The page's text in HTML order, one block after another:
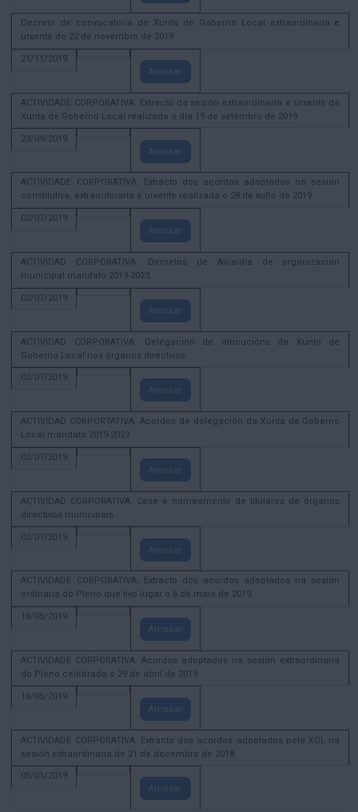
Decreto de convocatoria de Xunta de Goberno Local extraordinaria e
urxente do 22 de novembro de 2019
21/11/2019
Amosar
ACTIVIDADE CORPORATIVA. Extracto da sesión extraordinaria e urxente da
Xunta de Goberno Local realizada o día 19 de setembro de 2019
23/09/2019
Amosar
ACTIVIDADE CORPORATIVA. Extracto dos acordos adoptados na sesión
constitutiva, extraordinaria e urxente realizada o 28 de xuño de 2019
02/07/2019
Amosar
ACTIVIDAD CORPORATIVA. Decretos de Alcaldía de organización
municipal mandato 2019-2023.
02/07/2019
Amosar
ACTIVIDAD CORPORATIVA. Delegación de atricucións da Xunta de
Goberno Local nos órganos directivos.
02/07/2019
Amosar
ACTIVIDAD CORPORTATIVA. Acordos de delegación da Xunta de Goberno
Local mandato 2019-2023
02/07/2019
Amosar
ACTIVIDAD CORPORATIVA. Cese e nomeamento de titulares de órganos
directivos municipais.
02/07/2019
Amosar
ACTIVIDADE CORPORATIVA. Extracto dos acordos adoptados na sesión
ordinaria do Pleno que tivo lugar o 6 de maio de 2019.
16/05/2019
Amosar
ACTIVIDADE CORPORATIVA. Acordos adoptados na sesión extraordinaria
do Pleno celebrada o 29 de abril de 2019
16/05/2019
Amosar
ACTIVIDADE CORPORATIVA. Extracto dos acordos adoptados pola XGL na
sesión extraordinaria de 21 de decembro de 2018.
05/01/2019
Amosar